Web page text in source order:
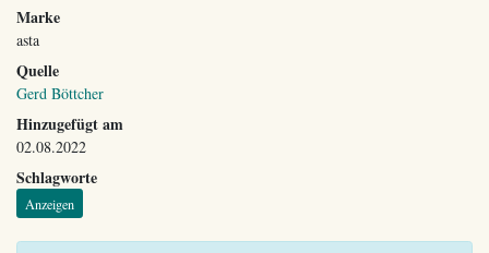
Marke
asta
Quelle
Gerd Böttcher
Hinzugefügt am
02.08.2022
Schlagworte
Anzeigen